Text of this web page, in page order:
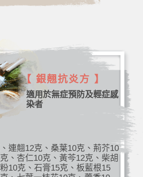
【 銀翹抗炎方 】
適用於無症預防及輕症感
染者
連翹12克、桑葉10克、荊芥10
、杏仁10克、黃芩12克、柴胡
10克、石膏15克、板藍根15